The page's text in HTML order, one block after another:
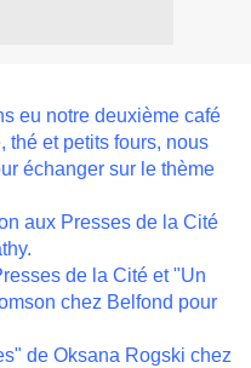
eu notre deuxième café
thé et petits fours, nous
échanger sur le thème
aux Presses de la Cité
de la Cité et "Un
chez Belfond pour
de Oksana Rogski chez